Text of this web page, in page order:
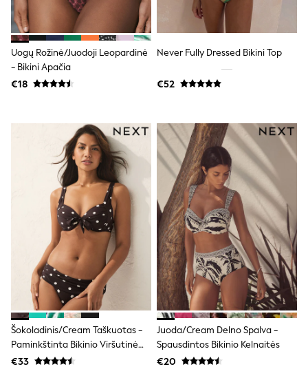
Dresses
Flip Flops
Sliders
Jumpsuits & Playsuits
Linen Collection
Sandals
Shorts
Tops & T-Shirts
Sunglasses
Men's Holiday Shop
All Swimwear
Accessories
Bags & Luggage
Footwear
Hats
Linen Collection
Loafers
Polo Shirts
Sandals & Flipflops
Shirts
Shorts
Sunglasses
T-Shirts
Vests
Boys Holiday Shop
All swimwear
Uogų Rožinė/juodoji Leopardinė
- Bikini Apačia
€18
Never Fully Dressed Bikini Top
€52
Šokoladinis/Cream Taškuotas -
Paminkštinta Bikinio Viršutinė
Dalis Su Kaspinu Priekyje Ir
€33
Juoda/Cream Delno Spalva -
Spausdintos Bikinio Kelnaitės
€20